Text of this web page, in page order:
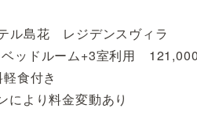
ル島花 レジデンスヴィラ
ベッドルーム+3室利用
食付き
により料金変動あり